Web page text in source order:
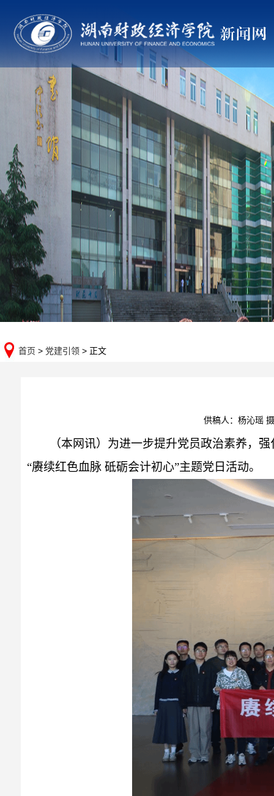
首页 > 党建引领 > 正文
供稿人：杨沁瑶
（本网讯）为进一步提升党员政治素养，
“赓续红色血脉 砥砺会计初心”主题党日活动。